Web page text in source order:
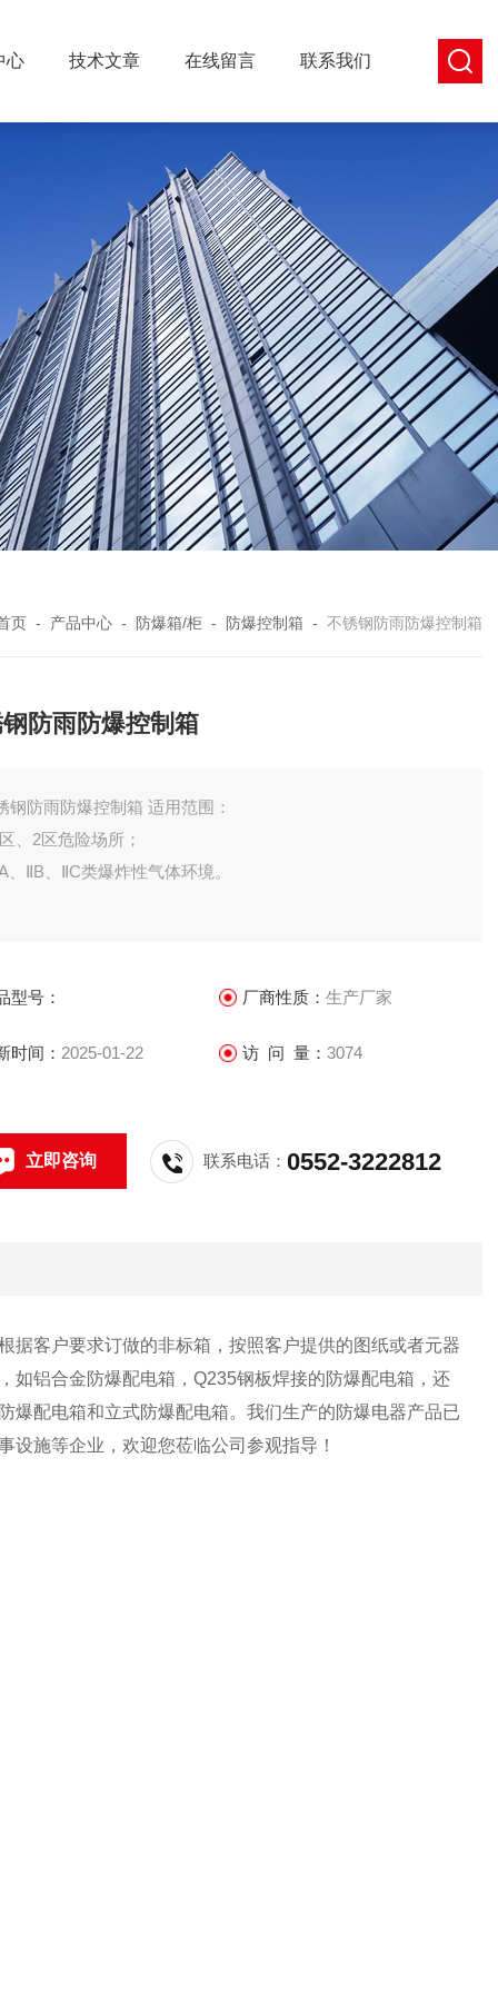
心 技术文章 在线留言 联系我们
页 - 产品中心 - 防爆箱/柜 - 防爆控制箱 - 不锈钢防雨防爆控制箱
防雨防爆控制箱
钢防雨防爆控制箱 适用范围：
、2区危险场所；
、ⅡB、ⅡC类爆炸性气体环境。
型号： 厂商性质： 生产厂家
时间： 2025-01-22 访 问 量： 3074
立即咨询 联系电话：0552-3222812
据客户要求订做的非标箱，按照客户提供的图纸或者元器
如铝合金防爆配电箱，Q235钢板焊接的防爆配电箱，还
爆配电箱和立式防爆配电箱。我们生产的防爆电器产品已
施等企业，欢迎您莅临公司参观指导！